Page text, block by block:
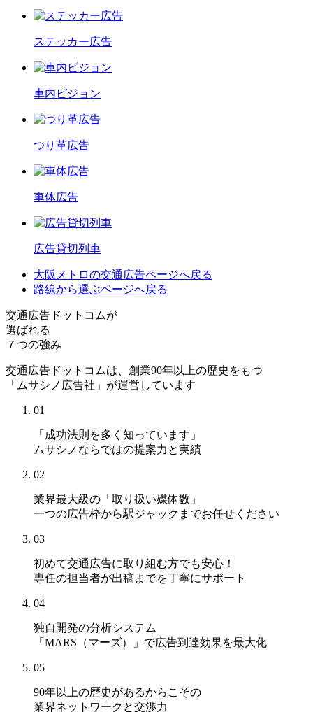
ステッカー広告
車内ビジョン
つり革広告
車体広告
広告貸切列車
大阪メトロの交通広告ページへ戻る
路線から選ぶページへ戻る
交通広告ドットコムが
選ばれる
７つの強み
交通広告ドットコムは、創業90年以上の歴史をもつ
「ムサシノ広告社」が運営しています
01
「成功法則を多く知っています」
ムサシノならではの提案力と実績
02
業界最大級の「取り扱い媒体数」
一つの広告枠から駅ジャックまでお任せください
03
初めて交通広告に取り組む方でも安心！
専任の担当者が出稿までを丁寧にサポート
04
独自開発の分析システム
「MARS（マーズ）」 で広告到達効果を最大化
05
90年以上の歴史があるからこその
業界ネットワークと交渉力